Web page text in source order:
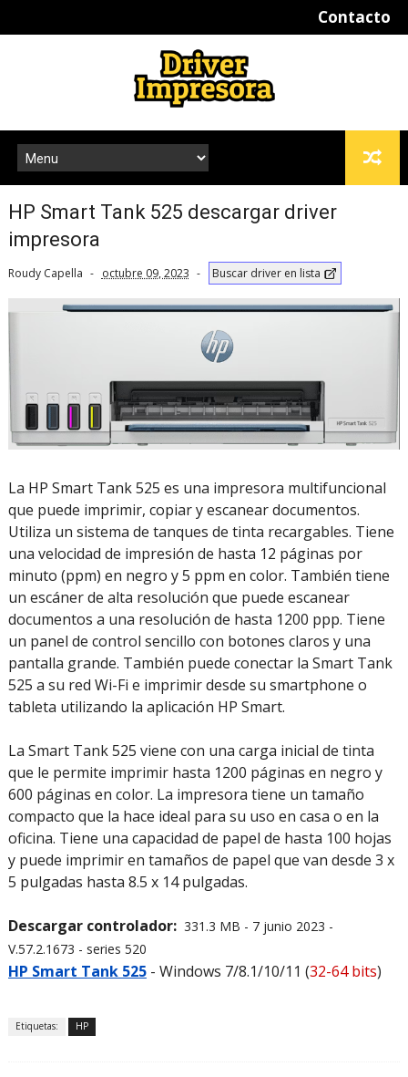
Contacto
HP Smart Tank 525 descargar driver
impresora
Roudy Capella octubre 09, 2023 Buscar driver en lista
La HP Smart Tank 525 es una impresora multifuncional
que puede imprimir, copiar y escanear documentos.
Utiliza un sistema de tanques de tinta recargables. Tiene
una velocidad de impresión de hasta 12 páginas por
minuto (ppm) en negro y 5 ppm en color. También tiene
un escáner de alta resolución que puede escanear
documentos a una resolución de hasta 1200 ppp. Tiene
un panel de control sencillo con botones claros y una
pantalla grande. También puede conectar la Smart Tank
525 a su red Wi-Fi e imprimir desde su smartphone o
tableta utilizando la aplicación HP Smart.
La Smart Tank 525 viene con una carga inicial de tinta
que le permite imprimir hasta 1200 páginas en negro y
600 páginas en color. La impresora tiene un tamaño
compacto que la hace ideal para su uso en casa o en la
oficina. Tiene una capacidad de papel de hasta 100 hojas
y puede imprimir en tamaños de papel que van desde 3 x
5 pulgadas hasta 8.5 x 14 pulgadas.
Descargar controlador: 331.3 MB - 7 junio 2023 -
V.57.2.1673 - series 520
HP Smart Tank 525- Windows 7/8.1/10/11 (32-64 bits)
Etiquetas: HP